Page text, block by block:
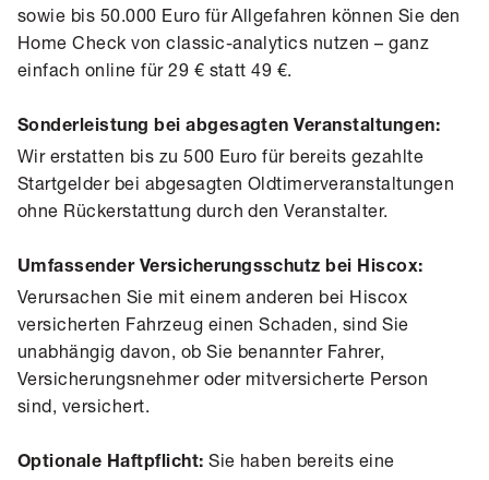
sowie bis 50.000 Euro für Allgefahren können Sie den
Home Check von classic-analytics nutzen – ganz
einfach online für 29 € statt 49 €.
Sonderleistung bei abgesagten Veranstaltungen:
Wir erstatten bis zu 500 Euro für bereits gezahlte
Startgelder bei abgesagten Oldtimerveranstaltungen
ohne Rückerstattung durch den Veranstalter.
Umfassender Versicherungsschutz bei Hiscox:
Verursachen Sie mit einem anderen bei Hiscox
versicherten Fahrzeug einen Schaden, sind Sie
unabhängig davon, ob Sie benannter Fahrer,
Versicherungsnehmer oder mitversicherte Person
sind, versichert.
Optionale Haftpflicht: Sie haben bereits eine